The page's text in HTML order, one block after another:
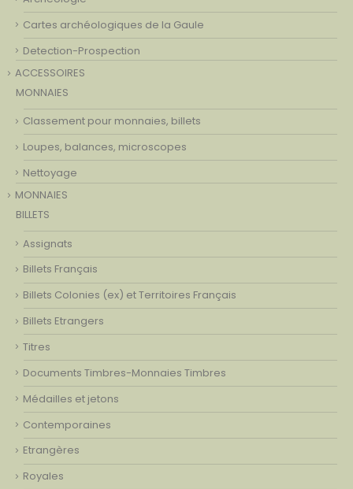
Cartes archéologiques de la Gaule
Detection-Prospection
ACCESSOIRES
MONNAIES
Classement pour monnaies, billets
Loupes, balances, microscopes
Nettoyage
MONNAIES
BILLETS
Assignats
Billets Français
Billets Colonies (ex) et Territoires Français
Billets Etrangers
Titres
Documents Timbres-Monnaies Timbres
Médailles et jetons
Contemporaines
Etrangères
Royales